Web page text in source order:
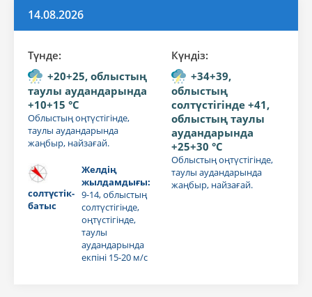
14.08.2026
Түнде:
+20+25, облыстың
таулы аудандарында
+10+15 °C
Облыстың оңтүстігінде,
таулы аудандарында
жаңбыр, найзағай.
солтүстік-
батыс
Желдің
жылдамдығы:
9-14, облыстың
солтүстігінде,
оңтүстігінде,
таулы
аудандарында
екпіні 15-20 м/с
Күндiз:
+34+39,
облыстың
солтүстігінде +41,
облыстың таулы
аудандарында
+25+30 °C
Облыстың оңтүстігінде,
таулы аудандарында
жаңбыр, найзағай.